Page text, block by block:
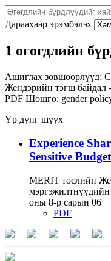
Дараахаар эрэмбэлэх
1 өгөгдлийн
Ашиглах зөвшөөрлүүд:
Жендэрийн тэгш байдал
PDF Шошго: gender
Үр дүнг шүүх
Experience
Sensitive
MERIT төслийн
оны 8-р сарын 06
PDF